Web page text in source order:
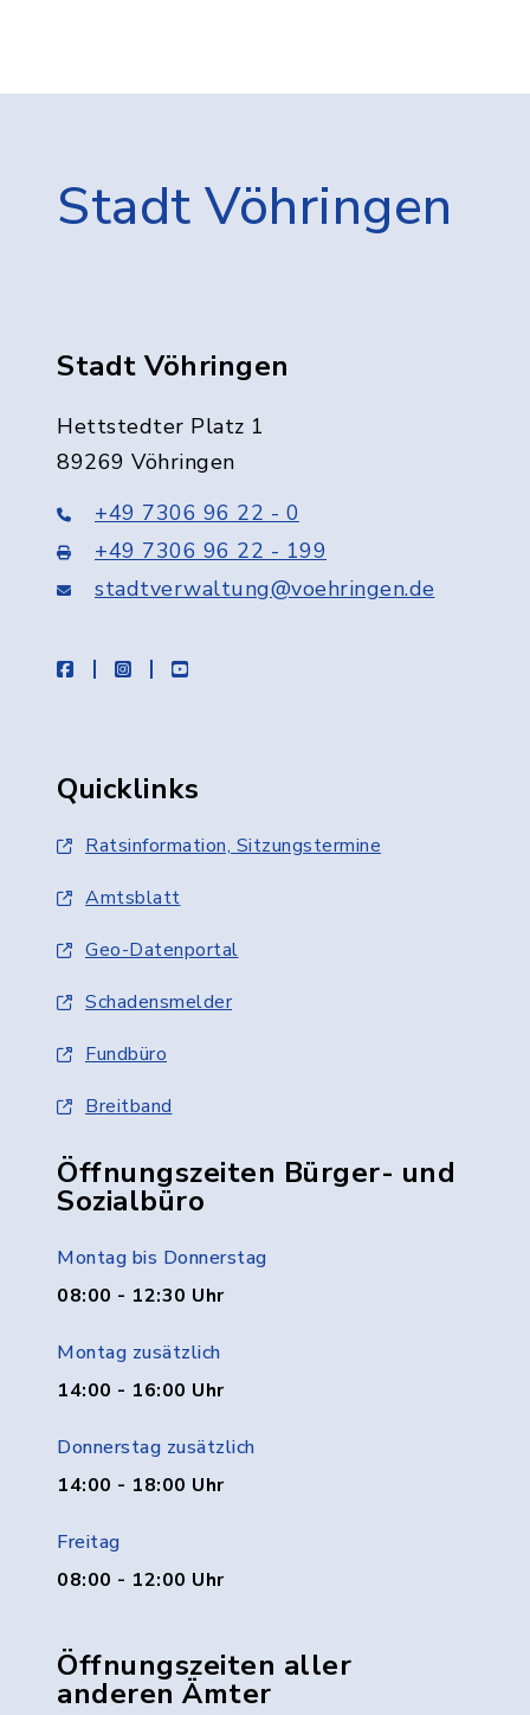
Stadt Vöhringen
Stadt Vöhringen
Hettstedter Platz 1
89269 Vöhringen
+49 7306 96 22 - 0
+49 7306 96 22 - 199
stadtverwaltung@voehringen.de
facebookinstagramyoutube
Quicklinks
Ratsinformation, Sitzungstermine
Amtsblatt
Geo-Datenportal
Schadensmelder
Fundbüro
Breitband
Öffnungszeiten Bürger- und
Sozialbüro
Montag bis Donnerstag
08:00 - 12:30 Uhr
Montag zusätzlich
14:00 - 16:00 Uhr
Donnerstag zusätzlich
14:00 - 18:00 Uhr
Freitag
08:00 - 12:00 Uhr
Öffnungszeiten aller
anderen Ämter